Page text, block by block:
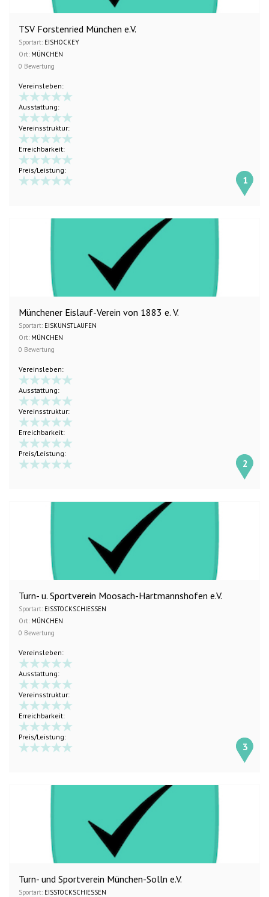
TSV Forstenried München e.V.
Sportart: EISHOCKEY
Ort: MÜNCHEN
0 Bewertung
Vereinsleben:
Ausstattung:
Vereinsstruktur:
Erreichbarkeit:
Preis/Leistung:
1
Münchener Eislauf-Verein von 1883 e. V.
Sportart: EISKUNSTLAUFEN
Ort: MÜNCHEN
0 Bewertung
Vereinsleben:
Ausstattung:
Vereinsstruktur:
Erreichbarkeit:
Preis/Leistung:
2
Turn- u. Sportverein Moosach-Hartmannshofen e.V.
Sportart: EISSTOCKSCHIESSEN
Ort: MÜNCHEN
0 Bewertung
Vereinsleben:
Ausstattung:
Vereinsstruktur:
Erreichbarkeit:
Preis/Leistung:
3
Turn- und Sportverein München-Solln e.V.
Sportart: EISSTOCKSCHIESSEN